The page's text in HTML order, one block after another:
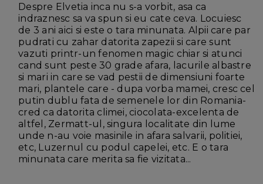
Despre Elvetia inca nu s-a vorbit, asa ca
indraznesc sa va spun si eu cate ceva. Locuiesc
de 3 ani aici si este o tara minunata. Alpii care par
pudrati cu zahar datorita zapezii si care sunt
vazuti printr-un fenomen magic chiar si atunci
cand sunt peste 30 grade afara, lacurile albastre
si mari in care se vad pestii de dimensiuni foarte
mari, plantele care - dupa vorba mamei, cresc cel
putin dublu fata de semenele lor din Romania-
cred ca datorita climei, ciocolata-excelenta de
altfel, Zermatt-ul, singura localitate din lume
unde n-au voie masinile in afara salvarii, politiei,
etc, Luzernul cu podul capelei, etc. E o tara
minunata care merita sa fie vizitata...